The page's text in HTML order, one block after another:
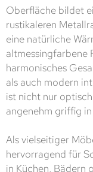
Oberfläche bildet
rustikaleren
eine natürliche
altmessingfarbene
harmonisches
als auch modern
ist nicht nur
angenehm griffig
Als vielseitiger
hervorragend für
in Küchen, Bädern